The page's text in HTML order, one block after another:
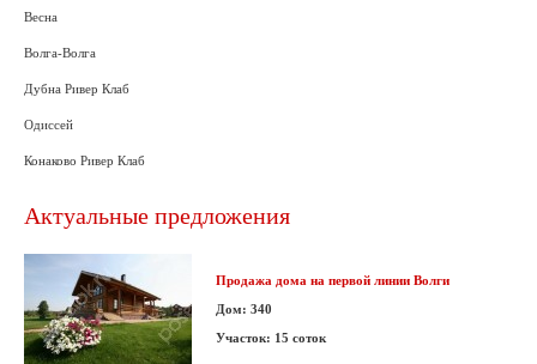
Весна
Волга-Волга
Дубна Ривер Клаб
Одиссей
Конаково Ривер Клаб
Актуальные предложения
Продажа дома на первой линии Волги
Дом: 340
Участок: 15 соток